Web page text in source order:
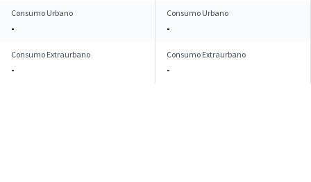
Consumo Urbano
-
Consumo Urbano
-
Consumo Extraurbano
-
Consumo Extraurbano
-